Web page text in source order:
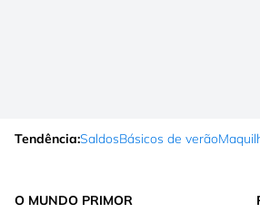
Tendência:SaldosBásicos de verão
O MUNDO PRIMOR